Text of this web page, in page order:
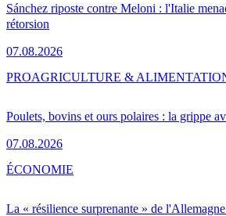
Sánchez riposte contre Meloni : l'Italie
rétorsion
07.08.2026
Poulets, bovins et ours polaires : la grippe
07.08.2026
PROAGRICULTURE &
La « résilience surprenante » de
ÉCONOMIE